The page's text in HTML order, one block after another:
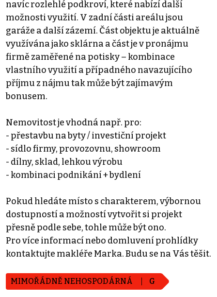
navíc rozlehlé podkroví, které nabízí další
možnosti využití. V zadní části areálu jsou
garáže a další zázemí. Část objektu je aktuálně
využívána jako sklárna a část je v pronájmu
firmě zaměřené na potisky – kombinace
vlastního využití a případného navazujícího
příjmu z nájmu tak může být zajímavým
bonusem.
Nemovitost je vhodná např. pro:
- přestavbu na byty / investiční projekt
- sídlo firmy, provozovnu, showroom
- dílny, sklad, lehkou výrobu
- kombinaci podnikání + bydlení
Pokud hledáte místo s charakterem, výbornou
dostupností a možností vytvořit si projekt
přesně podle sebe, tohle může být ono.
Pro více informací nebo domluvení prohlídky
kontaktujte makléře Marka. Budu se na Vás těšit.
MIMOŘÁDNĚ NEHOSPODÁRNÁ G